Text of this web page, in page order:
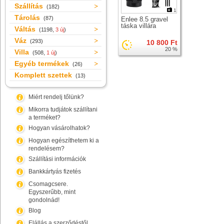
Szállítás (182)
Tárolás (87)
Váltás (1198, 3 új)
Váz (293)
Villa (508, 1 új)
Egyéb termékek (26)
Komplett szettek (13)
Miért rendelj tőlünk?
Mikorra tudjátok szállítani
a terméket?
Hogyan vásárolhatok?
Hogyan egészíthetem ki a
rendelésem?
Szállítási információk
Bankkártyás fizetés
Csomagcsere.
Egyszerűbb, mint
gondolnád!
Blog
1
Enlee 8.5 gravel
táska villára
10 800 Ft
20 %